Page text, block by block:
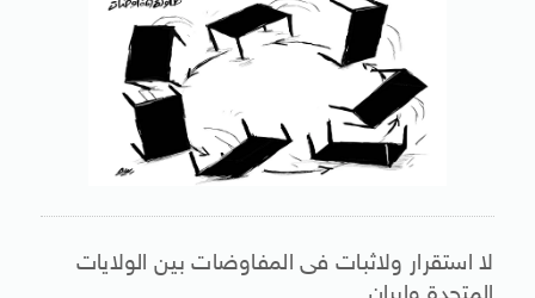
لا استقرار ولاثبات فى المفاوضات بين الولايات